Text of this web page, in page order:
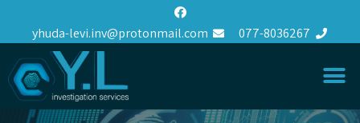
077-8036267
yhuda-levi.inv@protonmail.com